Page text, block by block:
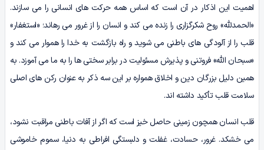
اهمیت این اذکار در آن است که اساس همه حرکت های انسانی را می سازند.
«الحمدلله» روح شکرگزاری را زنده می کند و انسان را از غرور می رهاند؛ «استغفار»
قلب را از آلودگی های باطنی می شوید و راه بازگشت به خدا را هموار می کند و
«سبحان الله» فروتنی و پذیرش مسئولیت در برابر سختی ها را به ما می آموزد. به
همین دلیل بزرگان دین و اخلاق همواره بر این سه ذکر به عنوان رکن های اصلی
سلامت قلب تأکید داشته اند.
قلب انسان همچون زمینی حاصل خیز است که اگر از آفات باطنی مراقبت نشود،
می خشکد. غرور، حسادت، غفلت و دلبستگی افراطی به دنیا، سموم خاموشی